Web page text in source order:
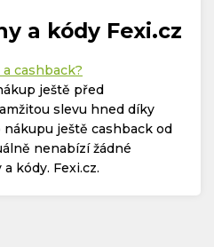
a kódy Fexi.cz
cashback?
ještě před
slevu hned díky
ještě cashback od
nenabízí žádné
kódy. Fexi.cz.